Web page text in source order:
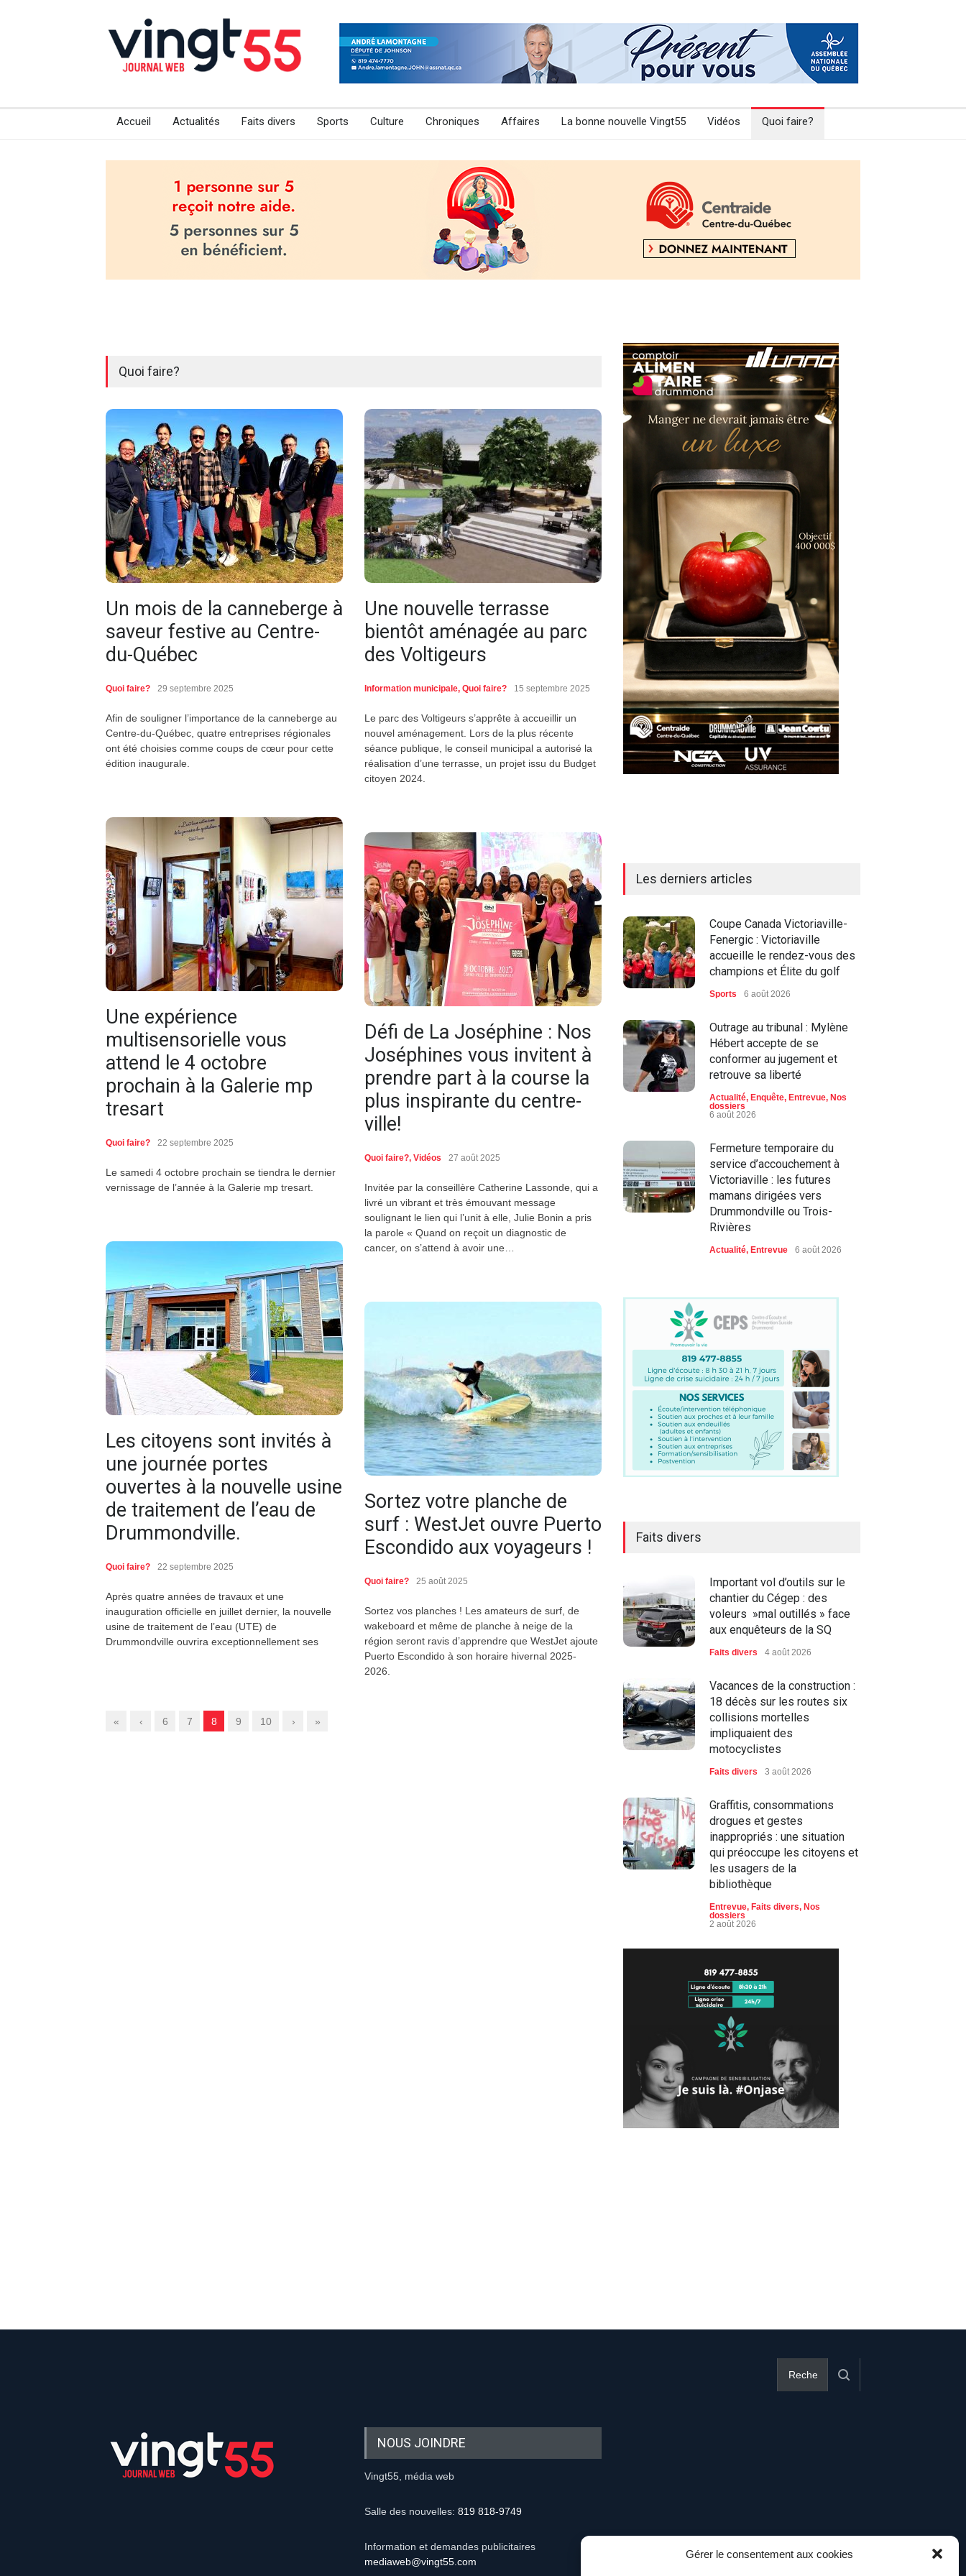
Gérer le consentement aux cookies
Accueil Actualités Faits divers Sports Culture Chroniques Affaires La bonne nouvelle Vingt55 Vidéos Quoi faire?
Quoi faire?
Un mois de la canneberge à
saveur festive au Centre-
du-Québec
Quoi faire? 29 septembre 2025
Afin de souligner l’importance de la canneberge au
Centre-du-Québec, quatre entreprises régionales
ont été choisies comme coups de cœur pour cette
édition inaugurale.
Une expérience
multisensorielle vous
attend le 4 octobre
prochain à la Galerie mp
tresart
Quoi faire? 22 septembre 2025
Le samedi 4 octobre prochain se tiendra le dernier
vernissage de l’année à la Galerie mp tresart.
Les citoyens sont invités à
une journée portes
ouvertes à la nouvelle usine
de traitement de l’eau de
Drummondville.
Quoi faire? 22 septembre 2025
Après quatre années de travaux et une
inauguration officielle en juillet dernier, la nouvelle
usine de traitement de l’eau (UTE) de
Drummondville ouvrira exceptionnellement ses
Une nouvelle terrasse
bientôt aménagée au parc
des Voltigeurs
Information municipale, Quoi faire? 15 septembre 2025
Le parc des Voltigeurs s’apprête à accueillir un
nouvel aménagement. Lors de la plus récente
séance publique, le conseil municipal a autorisé la
réalisation d’une terrasse, un projet issu du Budget
citoyen 2024.
Défi de La Joséphine : Nos
Joséphines vous invitent à
prendre part à la course la
plus inspirante du centre-
ville!
Quoi faire?, Vidéos 27 août 2025
Invitée par la conseillère Catherine Lassonde, qui a
livré un vibrant et très émouvant message
soulignant le lien qui l’unit à elle, Julie Bonin a pris
la parole « Quand on reçoit un diagnostic de
cancer, on s’attend à avoir une…
Sortez votre planche de
surf : WestJet ouvre Puerto
Escondido aux voyageurs !
Quoi faire? 25 août 2025
Sortez vos planches ! Les amateurs de surf, de
wakeboard et même de planche à neige de la
région seront ravis d’apprendre que WestJet ajoute
Puerto Escondido à son horaire hivernal 2025-
2026.
« ‹ 6 7 8 9 10 › »
Les derniers articles
Coupe Canada Victoriaville-
Fenergic : Victoriaville
accueille le rendez-vous des
champions et Élite du golf
Sports 6 août 2026
Outrage au tribunal : Mylène
Hébert accepte de se
conformer au jugement et
retrouve sa liberté
Actualité, Enquête, Entrevue, Nos
dossiers
6 août 2026
Fermeture temporaire du
service d’accouchement à
Victoriaville : les futures
mamans dirigées vers
Drummondville ou Trois-
Rivières
Actualité, Entrevue 6 août 2026
Faits divers
Important vol d’outils sur le
chantier du Cégep : des
voleurs »mal outillés » face
aux enquêteurs de la SQ
Faits divers 4 août 2026
Vacances de la construction :
18 décès sur les routes six
collisions mortelles
impliquaient des
motocyclistes
Faits divers 3 août 2026
Graffitis, consommations
drogues et gestes
inappropriés : une situation
qui préoccupe les citoyens et
les usagers de la
bibliothèque
Entrevue, Faits divers, Nos
dossiers
2 août 2026
NOUS JOINDRE
Vingt55, média web
Salle des nouvelles: 819 818-9749
Information et demandes publicitaires
mediaweb@vingt55.com